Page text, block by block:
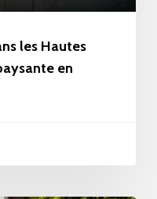
les Hautes
en